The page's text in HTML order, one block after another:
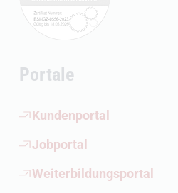
Portale
Kundenportal
(Öffnet externen Link)
Jobportal
(Öffnet externen Link)
Weiterbildungsportal
(Öffnet externen Link)